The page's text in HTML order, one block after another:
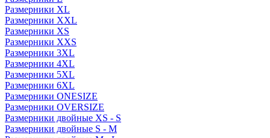
Размерники XL
Размерники XXL
Размерники XS
Размерники XXS
Размерники 3XL
Размерники 4XL
Размерники 5XL
Размерники 6XL
Размерники ONESIZE
Размерники OVERSIZE
Размерники двойные XS - S
Размерники двойные S - M